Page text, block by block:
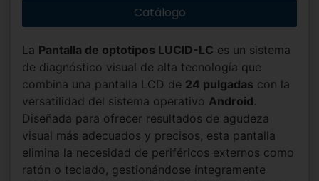
Catálogo
La Pantalla de optotipos LUCID-LC es un sistema
de diagnóstico visual de alta tecnología que
combina una pantalla LCD de 24 pulgadas con la
versatilidad del sistema operativo Android.
Diseñada para ofrecer resultados de agudeza
visual más adecuados y precisos, esta pantalla
elimina la necesidad de periféricos externos como
ratón o teclado, gestionándose íntegramente